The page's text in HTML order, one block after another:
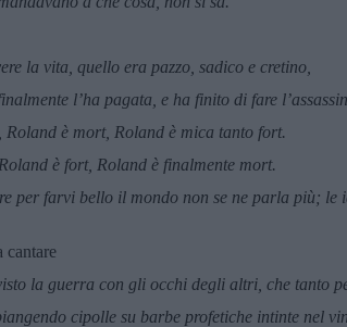
la vita, quello era pazzo, sadico e cretino,
l’ha pagata, e ha finito di fare
Roland è mort, Roland è mica tanto fort.
è fort, Roland è finalmente mort.
per farvi bello il mondo non se ne parla più; le
cantare
la guerra con gli occhi degli altri, che tanto
cipolle su barbe profetiche intinte nel